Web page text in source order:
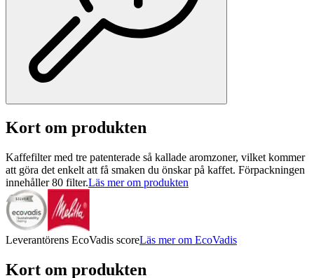
Kort om produkten
Kaffefilter med tre patenterade så kallade aromzoner, vilket kommer
att göra det enkelt att få smaken du önskar på kaffet. Förpackningen
innehåller 80 filter.Läs mer om produkten
Leverantörens EcoVadis scoreLäs mer om EcoVadis
Kort om produkten